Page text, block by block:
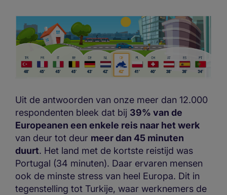
Uit de antwoorden van onze meer dan 12.000
respondenten bleek dat bij 39% van de
Europeanen een enkele reis naar het werk
van deur tot deur meer dan 45 minuten
duurt. Het land met de kortste reistijd was
Portugal (34 minuten). Daar ervaren mensen
ook de minste stress van heel Europa. Dit in
tegenstelling tot Turkije, waar werknemers de